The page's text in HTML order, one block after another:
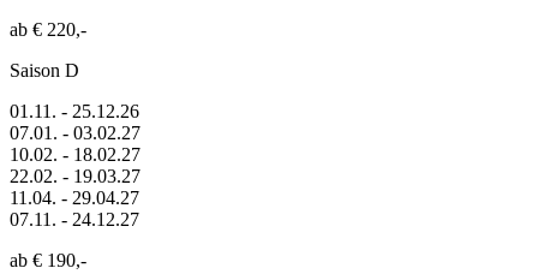
ab € 220,-
Saison D
01.11. - 25.12.26
07.01. - 03.02.27
10.02. - 18.02.27
22.02. - 19.03.27
11.04. - 29.04.27
07.11. - 24.12.27
ab € 190,-